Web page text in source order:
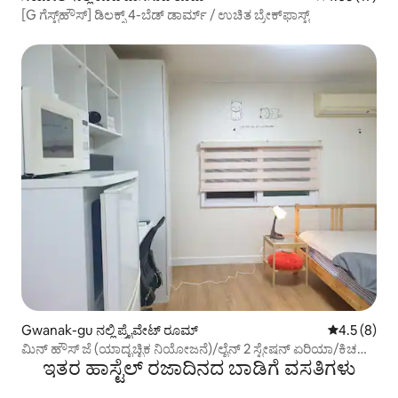
[G ಗೆಸ್ಟ್‌ಹೌಸ್] ಡಿಲಕ್ಸ್ 4-ಬೆಡ್ ಡಾರ್ಮ್ / ಉಚಿತ ಬ್ರೇಕ್‌ಫಾಸ್ಟ್
Gwanak-gu ನಲ್ಲಿ ಪ್ರೈವೇಟ್ ರೂಮ್ 5 ರಲ್ಲಿ 4.5
4.5 (8)
ಮಿನ್ ಹೌಸ್ ಜೆ (ಯಾದೃಚ್ಛಿಕ ನಿಯೋಜನೆ)/ಲೈನ್ 2 ಸ್ಟೇಷನ್ ಏರಿಯಾ/ಕಿಚನ್,
ಬಾತ್‌ರೂಮ್, ವಾಷಿಂಗ್ ಮೆಷಿನ್ ಪ್ರೈವೇಟ್ ಯೂಸ್/ದೀರ್ಘಾವಧಿಯ ವಸತಿ
ಶಿಫಾರಸು
ಇತರ ಹಾಸ್ಟೆಲ್ ರಜಾದಿನದ ಬಾಡಿಗೆ ವಸತಿಗಳು